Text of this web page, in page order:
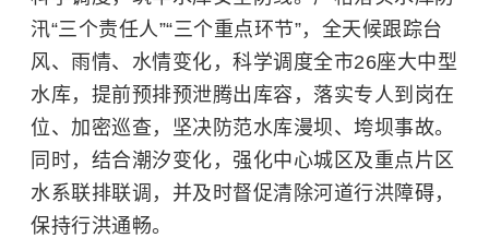
汛“三个责任人”“三个重点环节”，全天候跟踪台
风、雨情、水情变化，科学调度全市26座大中型
水库，提前预排预泄腾出库容，落实专人到岗在
位、加密巡查，坚决防范水库漫坝、垮坝事故。
同时，结合潮汐变化，强化中心城区及重点片区
水系联排联调，并及时督促清除河道行洪障碍，
保持行洪通畅。